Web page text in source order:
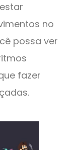
no
possa ver
fazer